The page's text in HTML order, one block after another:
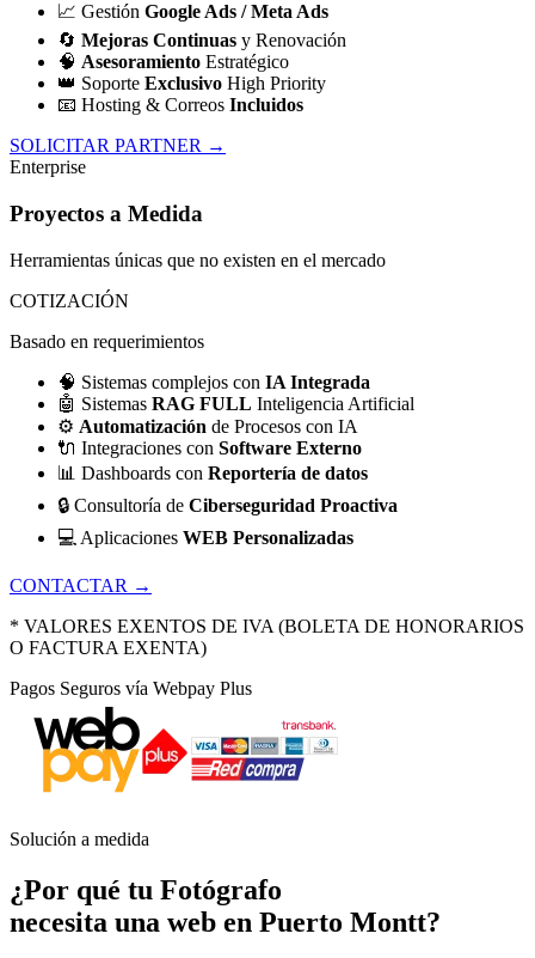
📈 Gestión Google Ads / Meta Ads
🔄 Mejoras Continuas y Renovación
🧠 Asesoramiento Estratégico
👑 Soporte Exclusivo High Priority
📧 Hosting & Correos Incluidos
SOLICITAR PARTNER →
Enterprise
Proyectos a Medida
Herramientas únicas que no existen en el mercado
COTIZACIÓN
Basado en requerimientos
🧠 Sistemas complejos con IA Integrada
🤖 Sistemas RAG FULL Inteligencia Artificial
⚙️ Automatización de Procesos con IA
🔌 Integraciones con Software Externo
📊 Dashboards con Reportería de datos
🔒 Consultoría de Ciberseguridad Proactiva
💻 Aplicaciones WEB Personalizadas
CONTACTAR →
* VALORES EXENTOS DE IVA (BOLETA DE HONORARIOS
O FACTURA EXENTA)
Pagos Seguros vía Webpay Plus
Solución a medida
¿Por qué tu Fotógrafo
necesita una web en Puerto Montt?